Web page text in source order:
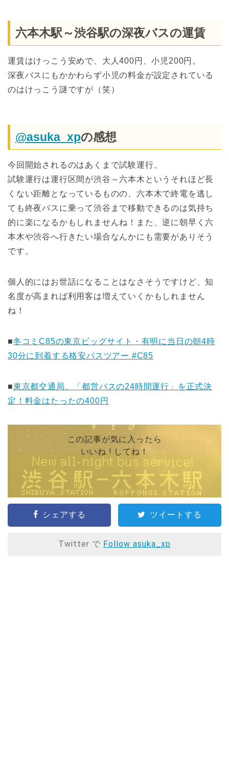
六本木駅～渋谷駅の深夜バスの運賃
運賃はけっこう安めで、大人400円、小児200円。
深夜バスにもかかわらず小児の料金が設定されている
のはけっこう謎ですが（笑）
@asuka_xpの感想
今回開始されるのはあくまで試験運行。
試験運行は運行区間が渋谷～六本木というそれほど長
くない距離となっているものの、六本木で終電を逃し
ても終夜バスに乗って渋谷まで移動できるのは気持ち
的に楽になるかもしれませんね！また、逆に朝早く六
本木や渋谷へ行きたい場合なんかにも需要がありそう
です。
個人的にはお世話になることはなさそうですけど、知
名度が高まれば利用客は増えていくかもしれません
ね！
■冬コミC85の東京ビッグサイト・有明に当日の朝4時
30分に到着する格安バスツアー #C85
■東京都交通局、「都営バスの24時間運行」を正式決
定！料金はたったの400円
この記事が気に入ったら
いいね ! してね！
シェアする ツイートする
Twitter で Follow asuka_xp